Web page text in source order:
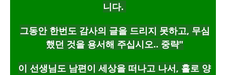
니다.
그동안 한번도 감사의 글을 드리지 못하고, 무심
했던 것을 용서해 주십시오.. 중략"
이 선생님도 남편이 세상을 떠나고 나서, 홀로 양